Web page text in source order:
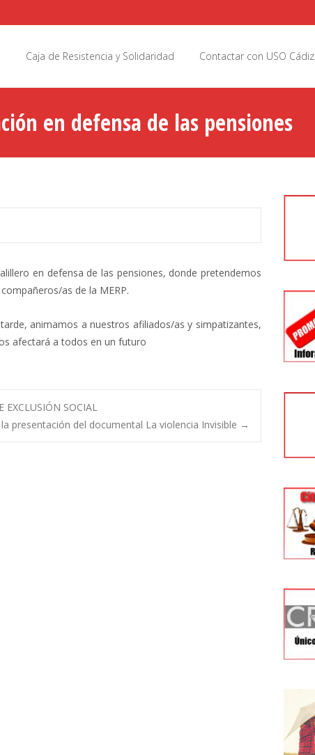
Caja de Resistencia y Solidaridad Contactar con USO Cádiz
en defensa de las pensiones
en defensa de las pensiones, donde pretendemos
as de la MERP.
animamos a nuestros afiliados/as y simpatizantes,
afectará a todos en un futuro
EXCLUSIÓN SOCIAL
la presentación del documental La violencia Invisible →